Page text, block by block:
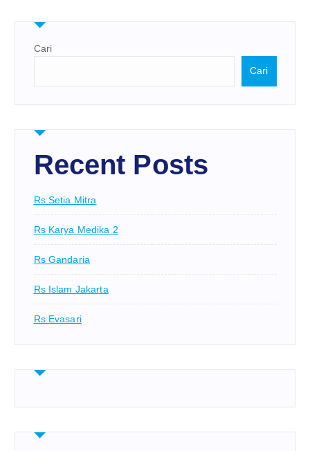
Cari
Cari
Recent Posts
Rs Setia Mitra
Rs Karya Medika 2
Rs Gandaria
Rs Islam Jakarta
Rs Evasari